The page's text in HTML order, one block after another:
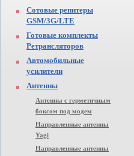
Сотовые репитеры
GSM/3G/LTE
Готовые комплекты
Ретрансляторов
Автомобильные
усилители
Антенны
Антенны с герметичным
боксом под модем
Направленные антенны
Yagi
Направленные антенны